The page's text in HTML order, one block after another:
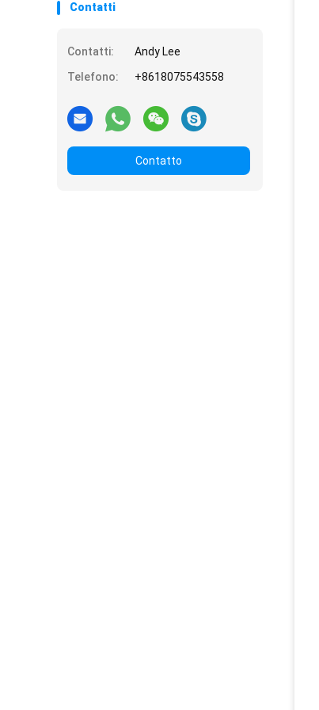
Contatti
Contatti:
Andy Lee
Telefono:
+8618075543558
Contatto